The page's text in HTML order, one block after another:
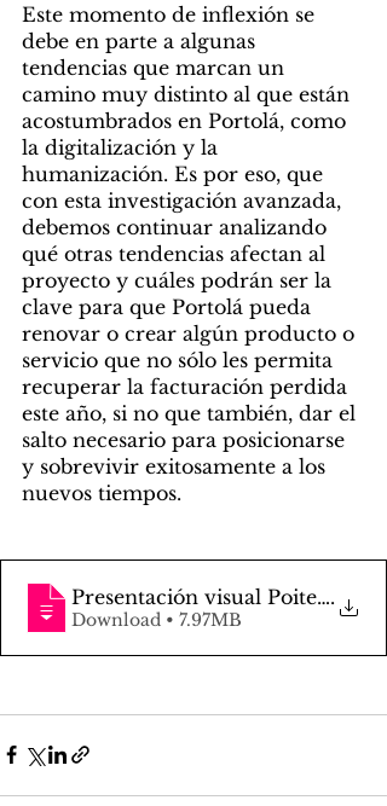
Este momento de inflexión se
debe en parte a algunas
tendencias que marcan un
camino muy distinto al que están
acostumbrados en Portolá, como
la digitalización y la
humanización. Es por eso, que
con esta investigación avanzada,
debemos continuar analizando
qué otras tendencias afectan al
proyecto y cuáles podrán ser la
clave para que Portolá pueda
renovar o crear algún producto o
servicio que no sólo les permita
recuperar la facturación perdida
este año, si no que también, dar el
salto necesario para posicionarse
y sobrevivir exitosamente a los
nuevos tiempos.
Presentación visual Poitee,.
Download • 7.97MB